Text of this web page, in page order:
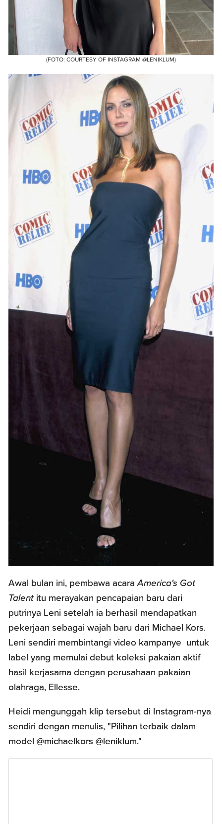
(FOTO: COURTESY OF INSTAGRAM @LENIKLUM)
Awal bulan ini, pembawa acaraAmerica's Got
Talent itu merayakan pencapaian baru dari
putrinya Leni setelah ia berhasil mendapatkan
pekerjaan sebagai wajah baru dari Michael Kors.
Leni sendiri membintangi video kampanye untuk
label yang memulai debut koleksi pakaian aktif
hasil kerjasama dengan perusahaan pakaian
olahraga, Ellesse.
Heidi mengunggah klip tersebut di Instagram-nya
sendiri dengan menulis, "Pilihan terbaik dalam
model @michaelkors @leniklum."